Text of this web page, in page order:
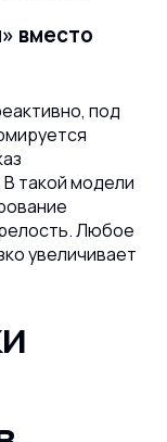
вместо
под
В такой модели
Любое
увеличивает